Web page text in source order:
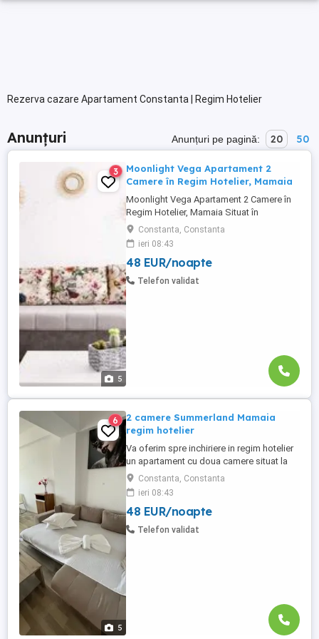
Rezerva cazare Apartament Constanta | Regim Hotelier
Anunțuri Anunțuri pe pagină: 20 50
5
3
Moonlight Vega Apartament 2
Camere în Regim Hotelier, Mamaia
Moonlight Vega Apartament 2 Camere în
Regim Hotelier, Mamaia Situat în
Moonlight Residence, zona Vega
Statiunea Mamaia Tarif orientativ: 250
RON noapte Cauți o cazare modernă și
confortabilă la malul mării, perfectă pentru
tine și familia ta? Îți prezentăm Moon Light
Constanta, Constanta
ieri 08:43
48 EUR/noapte
Telefon validat
5
6
2 camere Summerland Mamaia
regim hotelier
Va oferim spre inchiriere in regim hotelier
un apartament cu doua camere situat la
Summerland Residence - Mamaia
Apartamentul are o suprafata de 65 mp si
este compus din living cu canapea
extensibilă și dormitor cu pat matrimonial,
avand balcon propriu dotat cu mobilier de
Constanta, Constanta
ieri 08:43
48 EUR/noapte
Telefon validat